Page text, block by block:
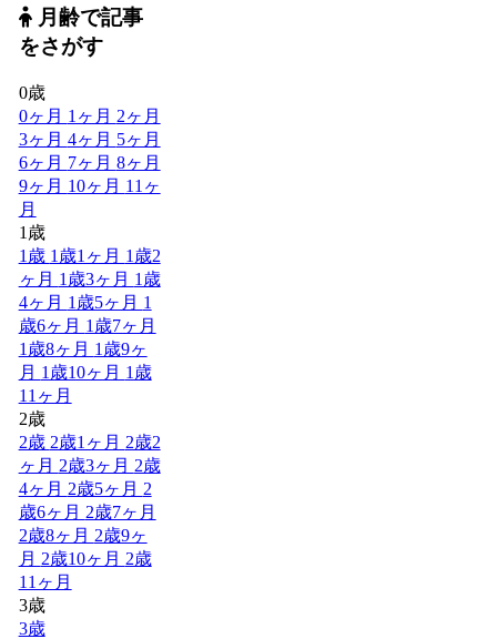
月齢で記事
をさがす
0歳
0ヶ月 1ヶ月 2ヶ月
3ヶ月 4ヶ月 5ヶ月
6ヶ月 7ヶ月 8ヶ月
9ヶ月 10ヶ月 11ヶ
月
1歳
1歳 1歳1ヶ月 1歳2
ヶ月 1歳3ヶ月 1歳
4ヶ月 1歳5ヶ月 1
歳6ヶ月 1歳7ヶ月
1歳8ヶ月 1歳9ヶ
月 1歳10ヶ月 1歳
11ヶ月
2歳
2歳 2歳1ヶ月 2歳2
ヶ月 2歳3ヶ月 2歳
4ヶ月 2歳5ヶ月 2
歳6ヶ月 2歳7ヶ月
2歳8ヶ月 2歳9ヶ
月 2歳10ヶ月 2歳
11ヶ月
3歳
3歳